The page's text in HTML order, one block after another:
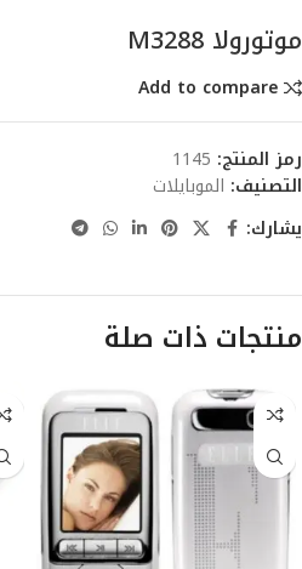
موتورولا M3288
Add to compare
رمز المنتج: 1145
التصنيف: الموبايلات
يشارك:
منتجات ذات صلة